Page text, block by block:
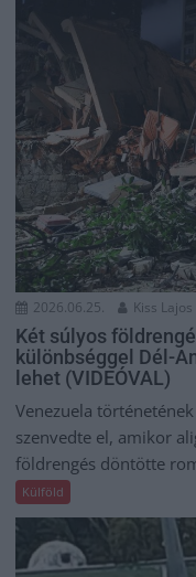
2026.06.25. Kiss Lajos
Két súlyos
különbséggel Dél-
lehet (VIDEÓVAL)
Venezuela
szenvedte el, amikor
földrengés döntötte
Külföld